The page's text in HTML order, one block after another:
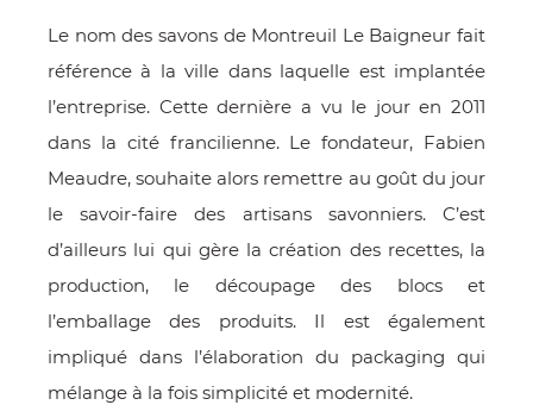
Le nom des savons de Montreuil Le Baigneur fait
référence à la ville dans laquelle est implantée
l’entreprise. Cette dernière a vu le jour en 2011
dans la cité francilienne. Le fondateur, Fabien
Meaudre, souhaite alors remettre au goût du jour
le savoir-faire des artisans savonniers. C’est
d’ailleurs lui qui gère la création des recettes, la
production, le découpage des blocs et
l’emballage des produits. Il est également
impliqué dans l’élaboration du packaging qui
mélange à la fois simplicité et modernité.